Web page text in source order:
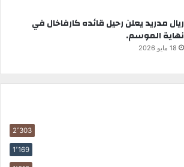
ريال مدريد يعلن رحيل قائده كارفاخال في
نهاية الموسم.
18 مايو 2026
2٬303
1٬169